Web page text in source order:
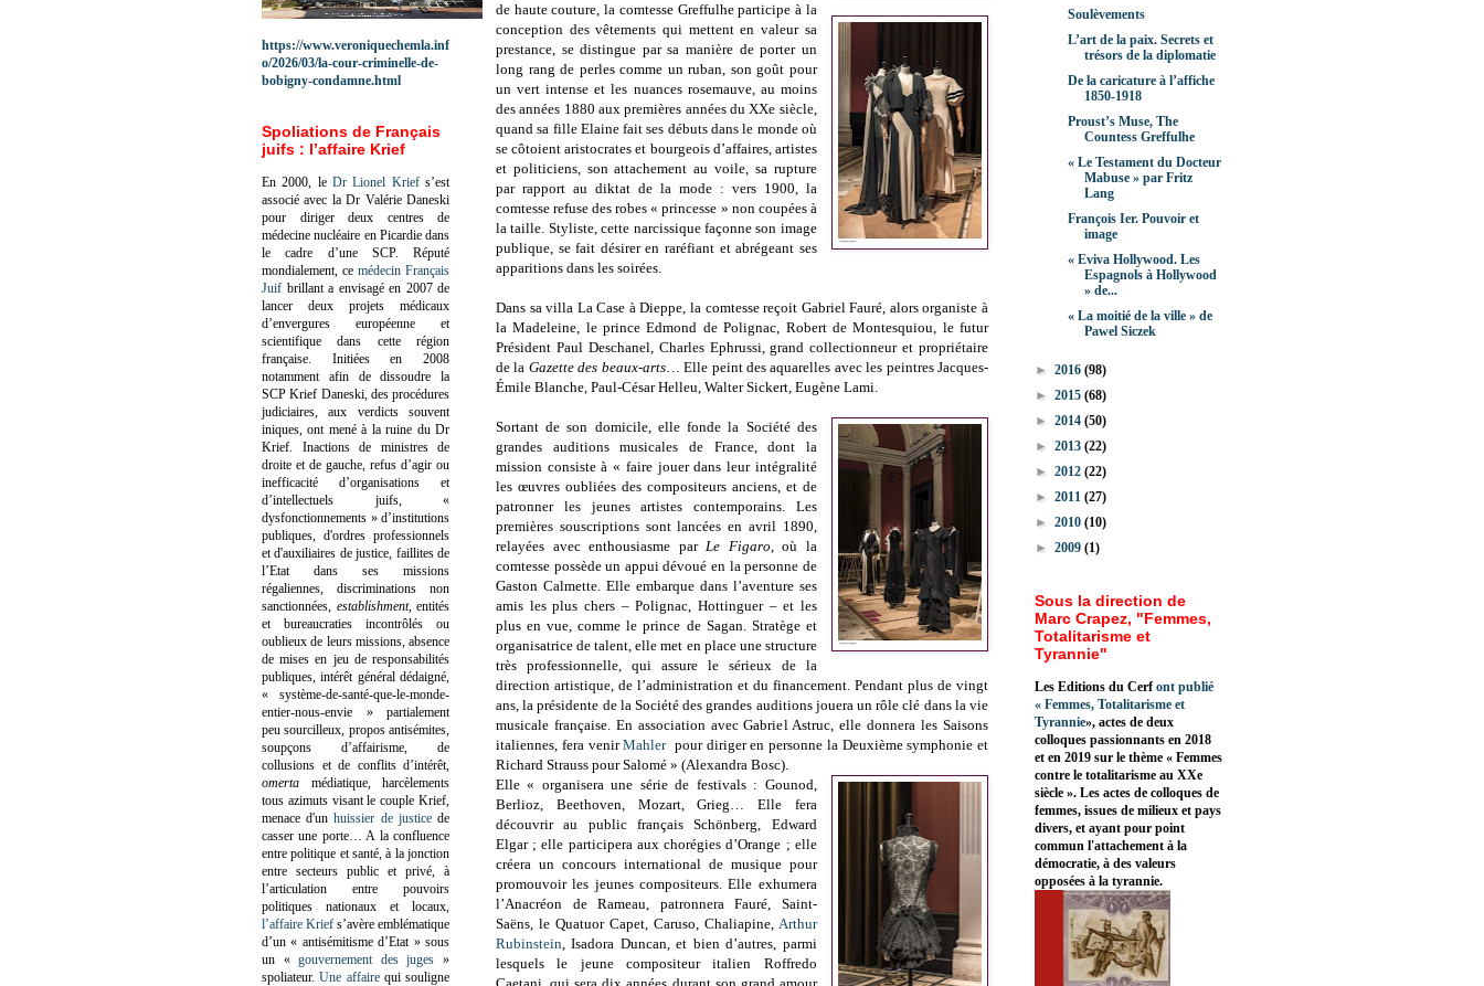
de haute couture, la comtesse Greffulhe participe à la
conception des vêtements qui mettent en valeur sa
prestance, se distingue par sa manière de porter un
long rang de perles comme un ruban, son goût pour
un vert intense et les nuances rosemauve, au moins
des années 1880 aux premières années du XXe siècle,
quand sa fille Elaine fait ses débuts dans le monde où
se côtoient aristocrates et bourgeois d’affaires, artistes
et politiciens, son attachement au voile, sa rupture
par rapport au diktat de la mode : vers 1900, la
comtesse refuse des robes « princesse » non coupées à
la taille. Styliste, cette narcissique façonne son image
publique, se fait désirer en raréfiant et abrégeant ses
apparitions dans les soirées.
Dans sa villa La Case à Dieppe, la comtesse reçoit Gabriel Fauré, alors organiste à
la Madeleine, le prince Edmond de Polignac, Robert de Montesquiou, le futur
Président Paul Deschanel, Charles Ephrussi, grand collectionneur et propriétaire
de la Gazette des beaux-arts… Elle peint des aquarelles avec les peintres Jacques-
Émile Blanche, Paul-César Helleu, Walter Sickert, Eugène Lami.
Sortant de son domicile, elle fonde la Société des
grandes auditions musicales de France, dont la
mission consiste à « faire jouer dans leur intégralité
les œuvres oubliées des compositeurs anciens, et de
patronner les jeunes artistes contemporains. Les
premières souscriptions sont lancées en avril 1890,
relayées avec enthousiasme parLe Figaro, où la
comtesse possède un appui dévoué en la personne de
Gaston Calmette. Elle embarque dans l’aventure ses
amis les plus chers – Polignac, Hottinguer – et les
plus en vue, comme le prince de Sagan. Stratège et
organisatrice de talent, elle met en place une structure
très professionnelle, qui assure le sérieux de la
direction artistique, de l’administration et du financement. Pendant plus de vingt
ans, la présidente de la Société des grandes auditions jouera un rôle clé dans la vie
musicale française. En association avec Gabriel Astruc, elle donnera les Saisons
italiennes, fera venirMahlerpour diriger en personne la Deuxième symphonie et
Richard Strauss pour Salomé » (Alexandra Bosc).
Elle « organisera une série de festivals : Gounod,
Berlioz, Beethoven, Mozart, Grieg… Elle fera
découvrir au public français Schönberg, Edward
Elgar ; elle participera aux chorégies d’Orange ; elle
créera un concours international de musique pour
promouvoir les jeunes compositeurs. Elle exhumera
l’Anacréon de Rameau, patronnera Fauré, Saint-
Saëns, le Quatuor Capet, Caruso, Chaliapine, Arthur
Rubinstein, Isadora Duncan, et bien d’autres, parmi
lesquels le jeune compositeur italien Roffredo
https://www.veroniquechemla.inf
o/2026/03/la-cour-criminelle-de-
bobigny-condamne.html
Spoliations de Français
juifs : l’affaire Krief
En 2000, le Dr Lionel Kriefs’est
associé avec la Dr Valérie Daneski
pour diriger deux centres de
médecine nucléaire en Picardie dans
le cadre d’une SCP. Réputé
mondialement, ce médecin Français
Juif brillant a envisagé en 2007 de
lancer deux projets médicaux
d’envergures européenne et
scientifique dans cette région
française. Initiées en 2008
notamment afin de dissoudre la
SCP Krief Daneski, des procédures
judiciaires, aux verdicts souvent
iniques, ont mené à la ruine du Dr
Krief. Inactions de ministres de
droite et de gauche, refus d’agir ou
inefficacité d’organisations et
d’intellectuels juifs, «
dysfonctionnements » d’institutions
publiques, d'ordres professionnels
et d'auxiliaires de justice, faillites de
l’Etat dans ses missions
régaliennes, discriminations non
sanctionnées, establishment, entités
et bureaucraties incontrôlés ou
oublieux de leurs missions, absence
de mises en jeu de responsabilités
publiques, intérêt général dédaigné,
« système-de-santé-que-le-monde-
entier-nous-envie » partialement
peu sourcilleux, propos antisémites,
soupçons d’affairisme, de
collusions et de conflits d’intérêt,
omerta médiatique, harcèlements
tous azimuts visant le couple Krief,
menace d'unhuissier de justicede
casser une porte… A la confluence
entre politique et santé, à la jonction
entre secteurs public et privé, à
l’articulation entre pouvoirs
politiques nationaux et locaux,
l’affaire Krief s’avère emblématique
d’un « antisémitisme d’Etat » sous
un «gouvernement des juges »
spoliateur.Une affairequi souligne
Soulèvements
L’art de la paix. Secrets et
trésors de la diplomatie
De la caricature à l’affiche
1850-1918
Proust’s Muse, The
Countess Greffulhe
« Le Testament du Docteur
Mabuse » par Fritz
Lang
François Ier. Pouvoir et
image
« Eviva Hollywood. Les
Espagnols à Hollywood
» de...
« La moitié de la ville » de
Pawel Siczek
► 2016 (98)
► 2015 (68)
► 2014 (50)
► 2013 (22)
► 2012 (22)
► 2011 (27)
► 2010 (10)
► 2009 (1)
Sous la direction de
Marc Crapez, "Femmes,
Totalitarisme et
Tyrannie"
Les Editions du Cerfont publié
« Femmes, Totalitarisme et
Tyrannie», actes de deux
colloques passionnants en 2018
et en 2019 sur le thème « Femmes
contre le totalitarisme au XXe
siècle ». Les actes de colloques de
femmes, issues de milieux et pays
divers, et ayant pour point
commun l'attachement à la
démocratie, à des valeurs
opposées à la tyrannie.